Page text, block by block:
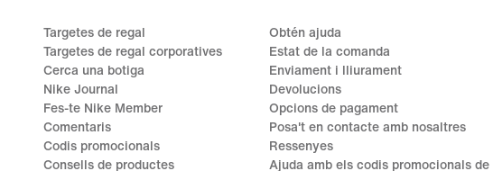
Targetes de regal
Targetes de regal corporatives
Cerca una botiga
Nike Journal
Fes-te Nike Member
Comentaris
Codis promocionals
Consells de productes
Obtén ajuda
Estat de la comanda
Enviament i lliurament
Devolucions
Opcions de pagament
Posa't en contacte amb nosaltres
Ressenyes
Ajuda amb els codis promocionals de